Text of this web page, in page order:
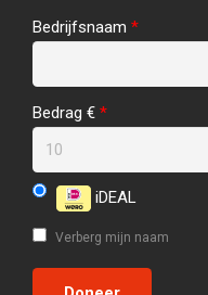
Bedrijfsnaam *
Bedrag € *
iDEAL
Verberg mijn naam